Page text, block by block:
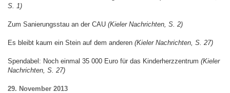
S. 1)
Zum Sanierungsstau an der CAU (Kieler Nachrichten, S. 2)
Es bleibt kaum ein Stein auf dem anderen (Kieler Nachrichten, S. 27)
Spendabel: Noch einmal 35 000 Euro für das Kinderherzzentrum (Kieler
Nachrichten, S. 27)
29. November 2013